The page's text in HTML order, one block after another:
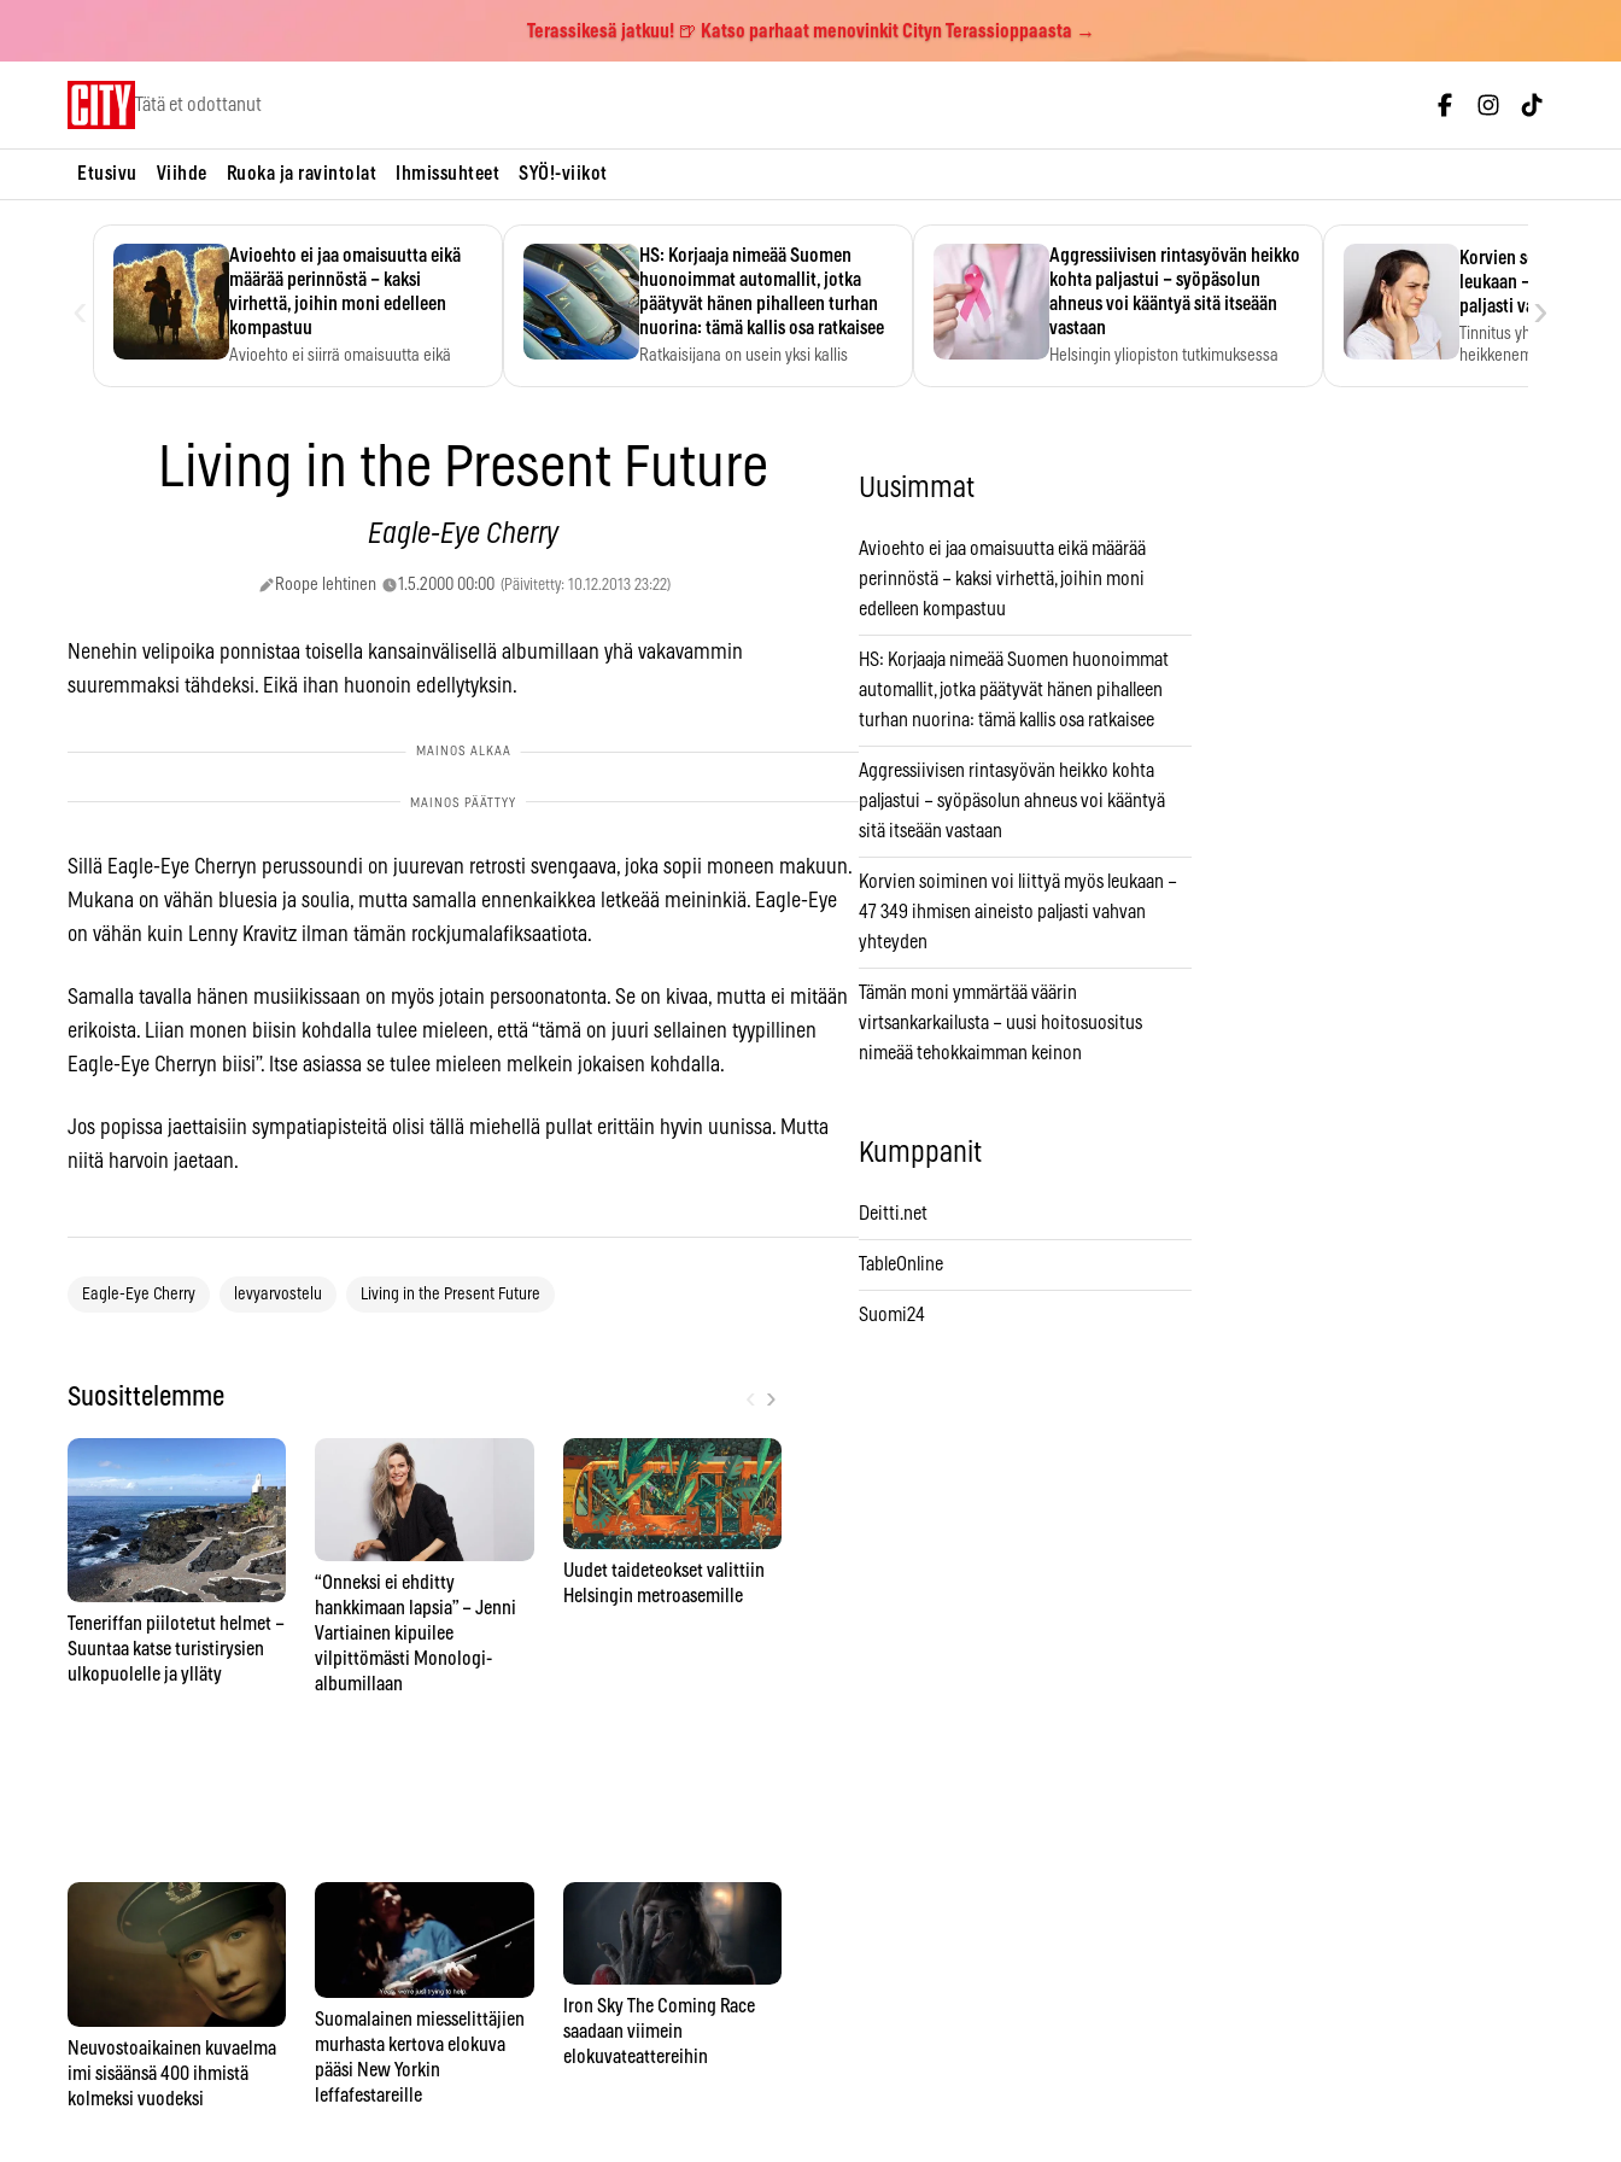
Terassikesä jatkuu! 🍺 Katso parhaat menovinkit Cityn Terassioppaasta →
Tätä et odottanut
Etusivu Viihde Ruoka ja ravintolat Ihmissuhteet SYÖ!-viikot
Avioehto ei jaa omaisuutta eikä
määrää perinnöstä – kaksi
virhettä, joihin moni edelleen
kompastuu
Avioehto ei siirrä omaisuutta eikä
HS: Korjaaja nimeää Suomen
huonoimmat automallit, jotka
päätyvät hänen pihalleen turhan
nuorina: tämä kallis osa ratkaisee
Ratkaisijana on usein yksi kallis
Aggressiivisen rintasyövän heikko
kohta paljastui – syöpäsolun
ahneus voi kääntyä sitä itseään
vastaan
Helsingin yliopiston tutkimuksessa
Korvien soiminen
leukaan – 47 349
paljasti vahvan
Tinnitus yhdistetään
heikkenemiseen.
›
Living in the Present Future
Eagle-Eye Cherry
Roope lehtinen 1.5.2000 00:00 (Päivitetty: 10.12.2013 23:22)
Nenehin velipoika ponnistaa toisella kansainvälisellä albumillaan yhä vakavammin
suuremmaksi tähdeksi. Eikä ihan huonoin edellytyksin.
Sillä Eagle-Eye Cherryn perussoundi on juurevan retrosti svengaava, joka sopii moneen makuun.
Mukana on vähän bluesia ja soulia, mutta samalla ennenkaikkea letkeää meininkiä. Eagle-Eye
on vähän kuin Lenny Kravitz ilman tämän rockjumalafiksaatiota.
Samalla tavalla hänen musiikissaan on myös jotain persoonatonta. Se on kivaa, mutta ei mitään
erikoista. Liian monen biisin kohdalla tulee mieleen, että “tämä on juuri sellainen tyypillinen
Eagle-Eye Cherryn biisi”. Itse asiassa se tulee mieleen melkein jokaisen kohdalla.
Jos popissa jaettaisiin sympatiapisteitä olisi tällä miehellä pullat erittäin hyvin uunissa. Mutta
niitä harvoin jaetaan.
Eagle-Eye Cherry levyarvostelu Living in the Present Future
Suosittelemme ›
Teneriffan piilotetut helmet –
Suuntaa katse turistirysien
ulkopuolelle ja ylläty
Neuvostoaikainen kuvaelma
imi sisäänsä 400 ihmistä
kolmeksi vuodeksi
“Onneksi ei ehditty
hankkimaan lapsia” – Jenni
Vartiainen kipuilee
vilpittömästi Monologi-
albumillaan
Suomalainen miesselittäjien
murhasta kertova elokuva
pääsi New Yorkin
leffafestareille
Uudet taideteokset valittiin
Helsingin metroasemille
Iron Sky The Coming Race
saadaan viimein
elokuvateattereihin
Uusimmat
Avioehto ei jaa omaisuutta eikä määrää
perinnöstä – kaksi virhettä, joihin moni
edelleen kompastuu
HS: Korjaaja nimeää Suomen huonoimmat
automallit, jotka päätyvät hänen pihalleen
turhan nuorina: tämä kallis osa ratkaisee
Aggressiivisen rintasyövän heikko kohta
paljastui – syöpäsolun ahneus voi kääntyä
sitä itseään vastaan
Korvien soiminen voi liittyä myös leukaan –
47 349 ihmisen aineisto paljasti vahvan
yhteyden
Tämän moni ymmärtää väärin
virtsankarkailusta – uusi hoitosuositus
nimeää tehokkaimman keinon
Kumppanit
Deitti.net
TableOnline
Suomi24